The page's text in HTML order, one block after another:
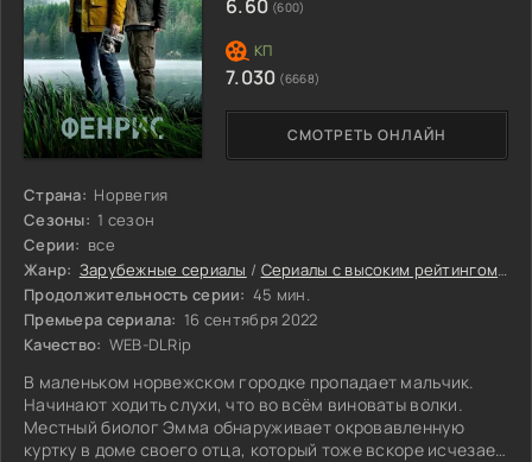
Страна: Норвегия
Сезоны: 1 сезон
Серии: все
Жанр: Зарубежные сериалы / Сериалы с высоким рейтингом/
Продолжительность серии: 45 мин.
Премьера сериала: 16 сентября 2022
Качество: WEB-DLRip
В маленьком норвежском городке пропадает мальчик.
Начинают ходить слухи, что во всём виноваты волки.
Местный биолог Эмма обнаруживает окровавленную
куртку в доме своего отца, который тоже вскоре исчезает.
СМОТРЕТЬ ОНЛАЙН
6.60 (600)
7.030 (6668)